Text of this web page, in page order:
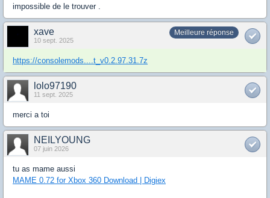
impossible de le trouver .
Meilleure réponse
xave
10 sept. 2025
https://consolemods....t_v0.2.97.31.7z
lolo97190
11 sept. 2025
merci a toi
NEILYOUNG
07 juin 2026
tu as mame aussi
MAME 0.72 for Xbox 360 Download | Digiex